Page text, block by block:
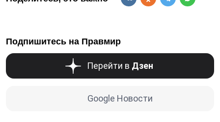
Подпишитесь на Правмир
Перейти в Дзен
Google Новости